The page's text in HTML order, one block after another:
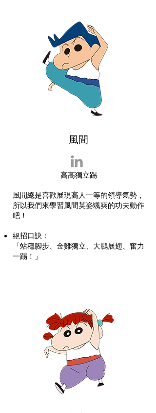
風間
高高獨立踢
風間總是喜歡展現高人一等的領導氣勢，
所以我們來學習風間英姿颯爽的功夫動作
吧！
絕招口訣 ​：
「站穩腳步、金雞獨立、大鵬展翅、奮力
一踢！」